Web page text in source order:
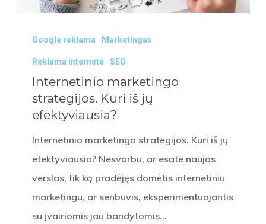
marketingo
strategijos.
efektyviausia?
Google reklama Marketingas
Reklama internete SEO
Internetinio marketingo
strategijos. Kuri iš jų
efektyviausia?
Internetinio marketingo strategijos. Kuri iš jų
efektyviausia? Nesvarbu, ar esate naujas
verslas, tik ką pradėjęs domėtis internetiniu
marketingu, ar senbuvis, eksperimentuojantis
su įvairiomis jau bandytomis…